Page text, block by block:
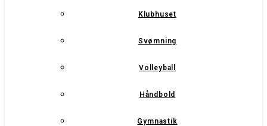
Klubhuset
Svømning
Volleyball
Håndbold
Gymnastik